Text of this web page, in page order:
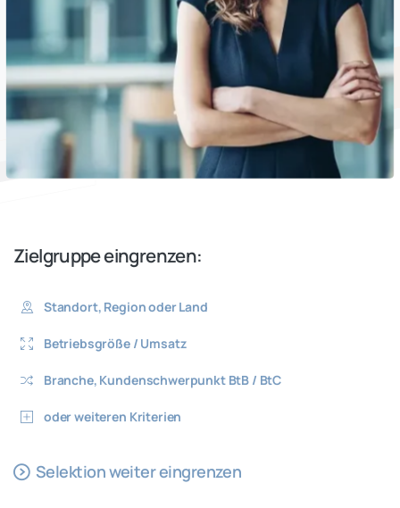
Zielgruppeeingrenzen:
Standort, Region oder Land
Betriebsgröße / Umsatz
Branche, Kundenschwerpunkt BtB / BtC
oder weiteren Kriterien
Selektion weiter eingrenzen